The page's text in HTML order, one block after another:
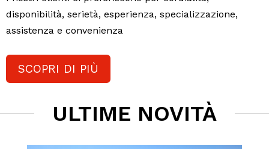
disponibilità, serietà, esperienza, specializzazione,
assistenza e convenienza
SCOPRI DI PIÙ
ULTIME NOVITÀ